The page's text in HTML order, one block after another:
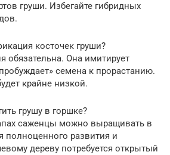
груши. Избегайте гибридных
косточек груши?
обязательна. Она имитирует
семена к прорастанию.
крайне низкой.
грушу в горшке?
саженцы можно выращивать в
полноценного развития и
дереву потребуется открытый